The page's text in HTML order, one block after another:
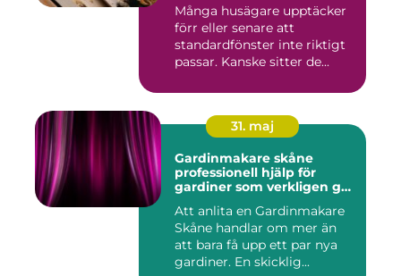
Många husägare upptäcker
förr eller senare att
standardfönster inte riktigt
passar. Kanske sitter de...
31. maj
Gardinmakare skåne
professionell hjälp för
gardiner som verkligen gör
Att anlita en Gardinmakare
Skåne handlar om mer än
att bara få upp ett par nya
gardiner. En skicklig...